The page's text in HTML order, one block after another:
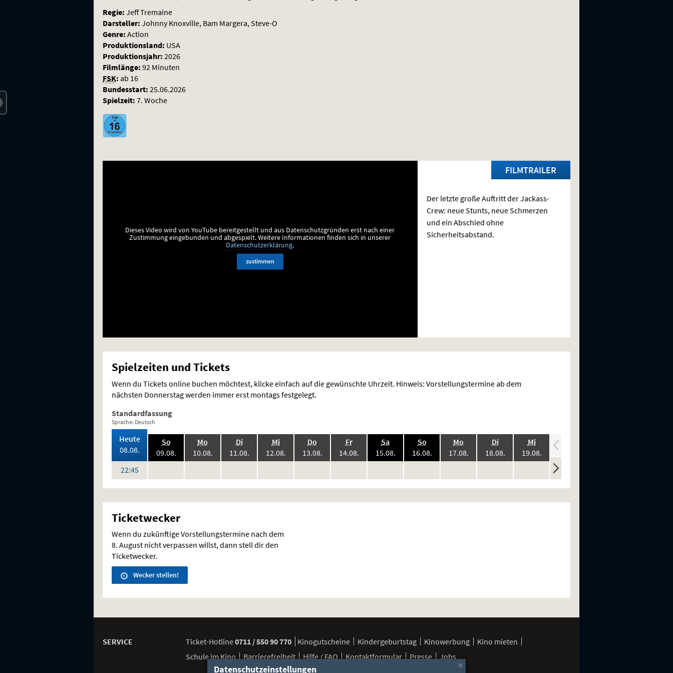
Regie: Jeff Tremaine
Darsteller: Johnny Knoxville, Bam Margera, Steve-O
Genre: Action
Produktionsland: USA
Produktionsjahr: 2026
Filmlänge: 92 Minuten
FSK: ab 16
Bundesstart: 25.06.2026
Spielzeit: 7. Woche
FILMTRAILER
Dieses Video wird von YouTube bereitgestellt und aus Datenschutzgründen erst nach einer
Zustimmung eingebunden und abgespielt.Weitere Informationen finden sich in unserer
Datenschutzerklärung.
zustimmen
Der letzte große Auftritt der Jackass-
Crew: neue Stunts, neue Schmerzen
und ein Abschied ohne
Sicherheitsabstand.
Spielzeiten und Tickets
Wenn du Tickets online buchen möchtest, klicke einfach auf die gewünschte Uhrzeit. Hinweis: Vorstellungstermine ab dem
nächsten Donnerstag werden immer erst montags festgelegt.
Standardfassung
Sprache: Deutsch
Heute,
08.08.2026:
22:45Uhr
So.,
09.08.2026:
Vorstellungen
Mo
10.08.2026:
Vorstellungen
Di.,
11.08.2026:
Vorstellungen
Mi.,
12.08.2026:
Vorstellungen
Do
13.08.2026:
Vorstellungen
Fr.,
14.08.2026:
Vorstellungen
Sa.,
15.08.2026:
Vorstellungen
So.,
16.08.2026:
Vorstellungen
Mo
17.08.2026:
Vorstellungen
Di.,
18.08.2026:
Vorstellungen
Mi.,
19.08.2026:
Vorstellungen
20.08.
keine
Vorstellungen
Ticketwecker
Wenn du zukünftige Vorstellungstermine nach dem
8. August nicht verpassen willst, dann stell dir den
Ticketwecker.
Wecker stellen!
Navigationsmöglichkeiten
SERVICE Ticket-Hotline0711 / 550 90 770 Kinogutscheine Kindergeburtstag Kinowerbung
Kino mieten
Schule im Kino
Barrierefreiheit Hilfe / FAQ Kontaktformular Presse Jobs
×
Datenschutzeinstellungen